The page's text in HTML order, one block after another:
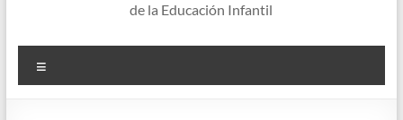
de la Educación Infantil